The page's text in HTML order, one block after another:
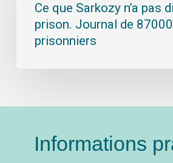
Ce que Sarkozy n’a pas
prison. Journal de 87000
prisonniers
Informations